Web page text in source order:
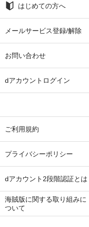
はじめての方へ
メールサービス登録/解除
お問い合わせ
dアカウントログイン
ご利用規約
プライバシーポリシー
dアカウント2段階認証とは
海賊版に関する取り組みに
ついて